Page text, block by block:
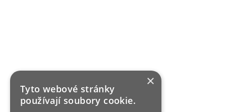
×
Tyto webové stránky
používají soubory cookie.